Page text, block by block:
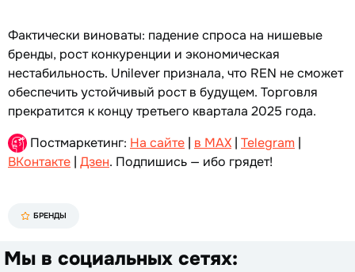
Фактически виноваты: падение спроса на нишевые
бренды, рост конкуренции и экономическая
нестабильность. Unilever признала, что REN не сможет
обеспечить устойчивый рост в будущем. Торговля
прекратится к концу третьего квартала 2025 года.
Постмаркетинг: На сайте | в MAX | Telegram |
ВКонтакте | Дзен. Подпишись — ибо грядет!
БРЕНДЫ
Мы в социальных сетях: